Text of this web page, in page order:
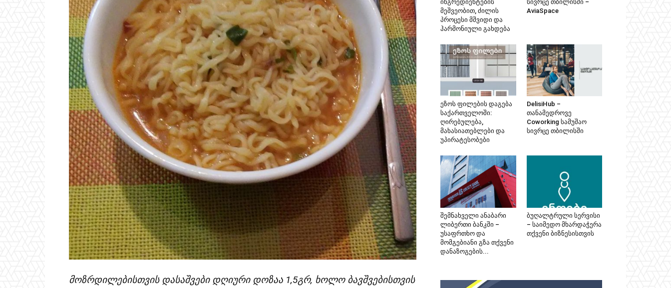
მოზრდილებისთვის დასაშვები დღიური დოზაა 1,5გრ, ხოლო ბავშვებისთვის
ინგრედიენტების
მეშვეობით, ძილის
პროცესი მშვიდი და
ჰარმონიული გახდება
სივრცე თბილისში –
AviaSpace
ეზოს ფილების დაგება
საქართველოში:
ღირებულება,
მახასიათებლები და
უპირატესობები
DelisiHub –
თანამედროვე
Coworking სამუშაო
სივრცე თბილისში
შემნახველი ანაბარი
ლიბერთი ბანკში –
უსაფრთხო და
მომგებიანი გზა თქვენი
დანაზოგების...
ბუღალტრული სერვისი
– საიმედო მხარდაჭერა
თქვენი ბიზნესისთვის